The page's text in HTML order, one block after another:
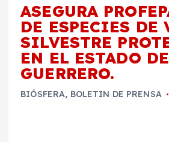
ASEGURA
DE ESPECIES DE
SILVESTRE
EN EL ESTADO DE
GUERRERO.
BIÓSFERA, BOLETIN DE PRENSA